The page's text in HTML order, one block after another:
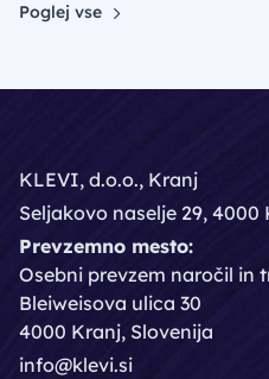
Poglej vse
KLEVI, d.o.o., Kranj
Seljakovo naselje 29, 4000
Prevzemno mesto:
Osebni prevzem naročil in
Bleiweisova ulica 30
4000 Kranj, Slovenija
info@klevi.si